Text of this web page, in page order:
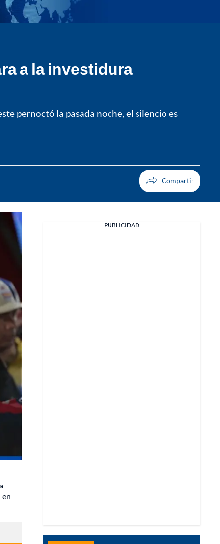
a la investidura
pernoctó la pasada noche, el silencio es
en
PUBLICIDAD